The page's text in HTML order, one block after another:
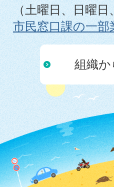
（土曜日、日曜日
市民窓口課の一
組織か